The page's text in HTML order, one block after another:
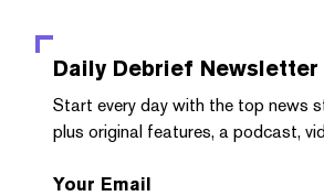
Daily Debrief Newsletter
Start every day with the top news
plus original features, a podcast,
Your Email